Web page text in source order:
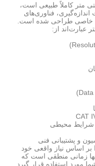
متر کاملاً طبیعی است،
اندازه‌گیری، فناوری‌های
خاصی طراحی شده است.
عبارت‌اند از:
شرایط محیطی
و پشتیبانی فنی
بر اساس نیاز واقعی خود
زمانی منطقی است که
مورد استفاده قرار گیرد.